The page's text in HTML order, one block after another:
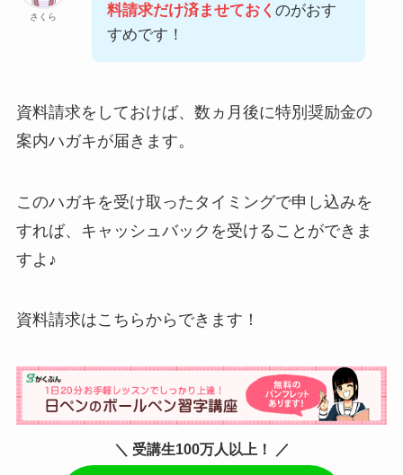
さくら
料請求だけ済ませておく のがおす
すめです！
資料請求をしておけば、数ヵ月後に特別奨励金の
案内ハガキが届きます。
このハガキを受け取ったタイミングで申し込みを
すれば、キャッシュバックを受けることができま
すよ♪
資料請求はこちらからできます！
＼ 受講生100万人以上！ ／